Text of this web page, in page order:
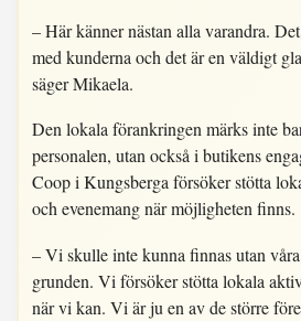
– Här känner nästan alla varandra.
med kunderna och det är en väldigt
säger Mikaela.
Den lokala förankringen märks inte
personalen, utan också i butikens
Coop i Kungsberga försöker stötta
och evenemang när möjligheten finns.
– Vi skulle inte kunna finnas utan
grunden. Vi försöker stötta lokala
när vi kan. Vi är ju en av de större